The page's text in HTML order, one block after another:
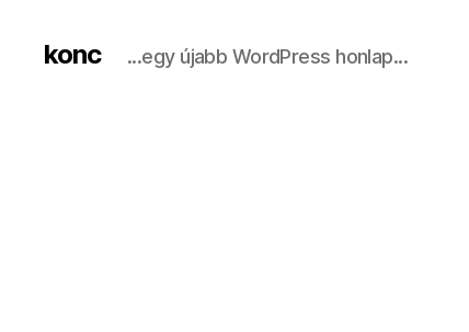
konc ...egy újabb WordPress honlap...